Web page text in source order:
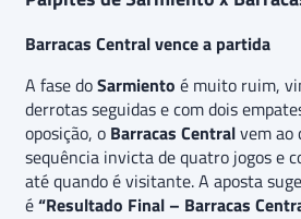
Barracas Central vence a partida
A fase doSarmiento é muito ruim,
derrotas seguidas e com dois
oposição, o Barracas Centralvem ao
sequência invicta de quatro jogos e
até quando é visitante. A aposta
é“Resultado Final – Barracas